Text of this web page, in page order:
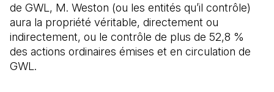
de GWL, M. Weston (ou les entités qu’il contrôle)
aura la propriété véritable, directement ou
indirectement, ou le contrôle de plus de 52,8 %
des actions ordinaires émises et en circulation de
GWL.